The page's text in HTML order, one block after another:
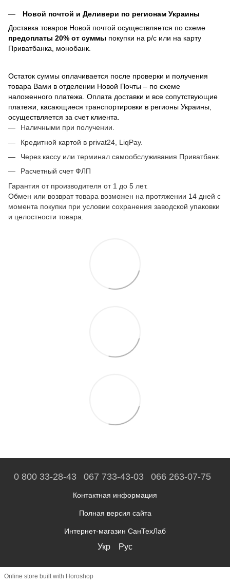
Новой почтой и Деливери по регионам Украины
Доставка товаров Новой почтой осуществляется по схеме
предоплаты 20% от суммы покупки на р/с или на карту
Приватбанка, монобанк.
Остаток суммы оплачивается после проверки и получения
товара Вами в отделении Новой Почты – по схеме
наложенного платежа. Оплата доставки и все сопутствующие
платежи, касающиеся транспортировки в регионы Украины,
осуществляется за счет клиента.
Наличными при получении.
Кредитной картой в privat24, LiqPay.
Через кассу или терминал самообслуживания Приватбанк.
Расчетный счет ФЛП
Гарантия от производителя от 1 до 5 лет.
Обмен или возврат товара возможен на протяжении 14 дней с
момента покупки при условии сохранения заводской упаковки
и целостности товара.
0 800 33-28-43 067 733-43-03 066 263-07-75
Контактная информация
Полная версия сайта
Интернет-магазин СанТехЛаб
Укр Рус
Online store built with Horoshop